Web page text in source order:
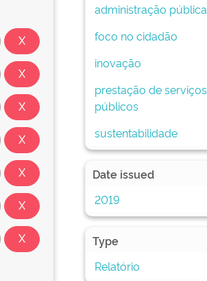
administração pública
foco no cidadão
inovação
prestação de serviços
públicos
sustentabilidade
Date issued
2019
Type
Relatório